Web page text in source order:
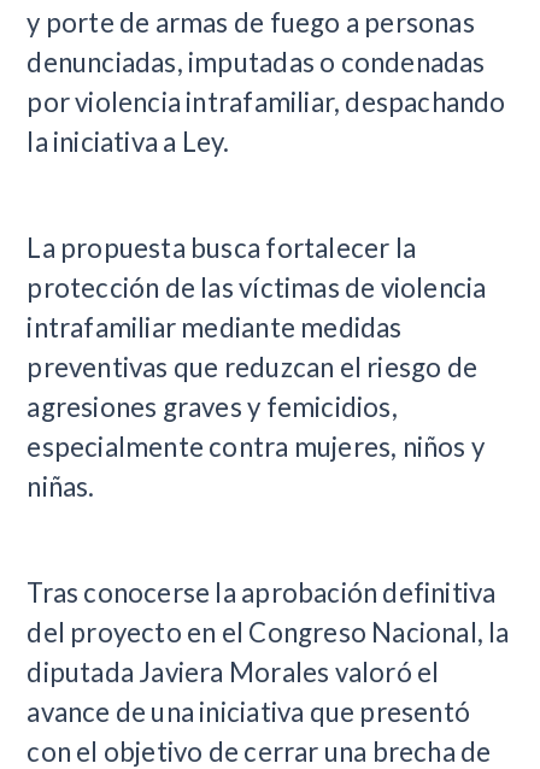
y porte de armas de fuego a personas
denunciadas, imputadas o condenadas
por violencia intrafamiliar, despachando
la iniciativa a Ley.
La propuesta busca fortalecer la
protección de las víctimas de violencia
intrafamiliar mediante medidas
preventivas que reduzcan el riesgo de
agresiones graves y femicidios,
especialmente contra mujeres, niños y
niñas.
Tras conocerse la aprobación definitiva
del proyecto en el Congreso Nacional, la
diputada Javiera Morales valoró el
avance de una iniciativa que presentó
con el objetivo de cerrar una brecha de